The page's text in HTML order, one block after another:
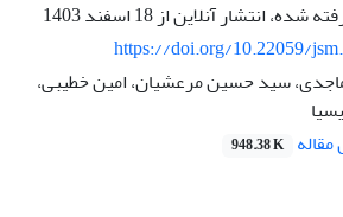
شده، انتشار آنلاین از18 اسفند 1403
https://doi.org/10.22059/
سید حسین مرعشیان، امین خطیبی،
948.38 K